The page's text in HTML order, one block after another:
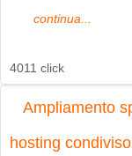
continua...
4011 click
Ampliamento
hosting condiviso